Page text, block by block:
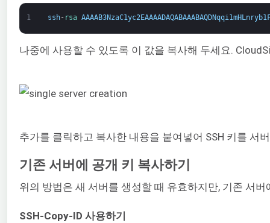
1 ssh- rsa
나중에 사용할 수 있도록 이 값을 복사해 두세요.
추가를 클릭하고 복사한 내용을 붙여넣어 SSH 키를 서
기존 서버에 공개 키 복사하기
위의 방법은 새 서버를 생성할 때 유효하지만, 기존 서
SSH-Copy-ID 사용하기